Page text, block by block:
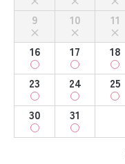
9
10 11
16
17 18
23
24 25
30
31